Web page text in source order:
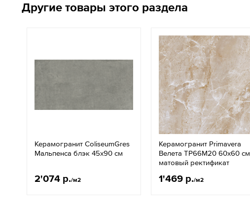
Другие товары этого раздела
Керамогранит ColiseumGres
Мальпенса блэк 45x90 см
2'074 р./м2
Керамогранит Primavera
Велета ТР66М20 60х60 см
матовый ректификат
1'469 р./м2